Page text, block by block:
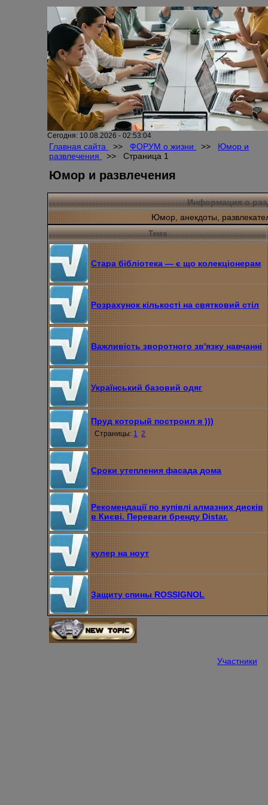
Сегодня: 10.08.2026 - 02:53:04
Главная сайта >> ФОРУМ о жизни >> Юмор и
развлечения
>>Страница 1
Юмор и развлечения
Информация о
Юмор, анекдоты,
Тема
Стара бібліотека — є що колекціонерам
Розрахунок кількості на святковий стіл
Важливість зворотного зв'язку навчанні
Український базовий одяг
Пруд который построил я )))
Страницы: 1 2
Сроки утепления фасада дома
Рекомендації по купівлі алмазних дисків
в Києві. Переваги бренду Distar.
кулер на ноут
Защиту спины ROSSIGNOL
Участники